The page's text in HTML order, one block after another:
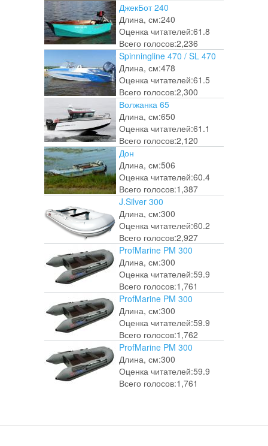
ДжекБот 240
Длина, см:240
Оценка читателей:61.8
Всего голосов:2,236
Spinningline 470 / SL 470
Длина, см:478
Оценка читателей:61.5
Всего голосов:2,300
Волжанка 65
Длина, см:650
Оценка читателей:61.1
Всего голосов:2,120
Дон
Длина, см:506
Оценка читателей:60.4
Всего голосов:1,387
J.Silver 300
Длина, см:300
Оценка читателей:60.2
Всего голосов:2,927
ProfMarine PM 300
Длина, см:300
Оценка читателей:59.9
Всего голосов:1,761
ProfMarine PM 300
Длина, см:300
Оценка читателей:59.9
Всего голосов:1,762
ProfMarine PM 300
Длина, см:300
Оценка читателей:59.9
Всего голосов:1,761